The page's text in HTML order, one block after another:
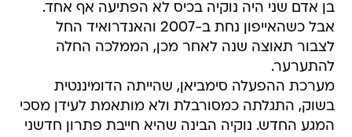
בן אדם שני היה נוקיה בכיס לא הפתיעה אף אחד.
אבל כשהאייפון נחת ב-2007 והאנדרואיד החל
לצבור תאוצה שנה לאחר מכן, הממלכה החלה
להתערער.
מערכת ההפעלה סימביאן, שהייתה הדומיננטית
בשוק, התגלתה כמסורבלת ולא מותאמת לעידן מסכי
המגע החדש. נוקיה הבינה שהיא חייבת פתרון חדשני